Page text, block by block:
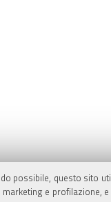
possibile, questo sito
e